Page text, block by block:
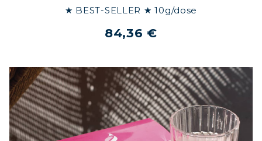
★ BEST-SELLER ★ 10g/dose
84,36 €